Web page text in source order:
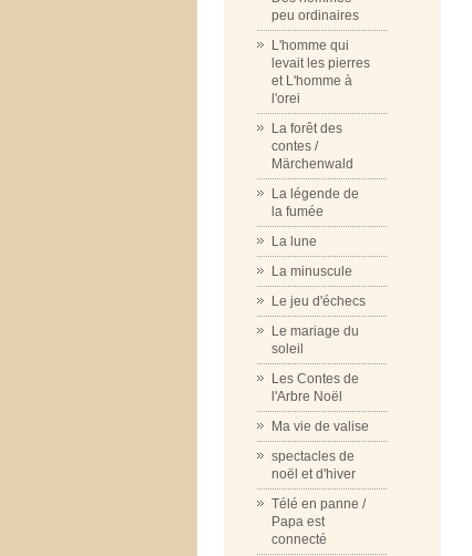
peu ordinaires
L'homme qui
levait les pierres
et L'homme à
l'orei
La forêt des
contes /
Märchenwald
La légende de
la fumée
La lune
La minuscule
Le jeu d'échecs
Le mariage du
soleil
Les Contes de
l'Arbre Noël
Ma vie de valise
spectacles de
noël et d'hiver
Télé en panne /
Papa est
connecté